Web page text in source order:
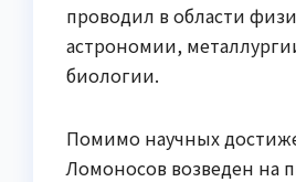
проводил в области
астрономии,
биологии.
Помимо научных
Ломоносов возведен на